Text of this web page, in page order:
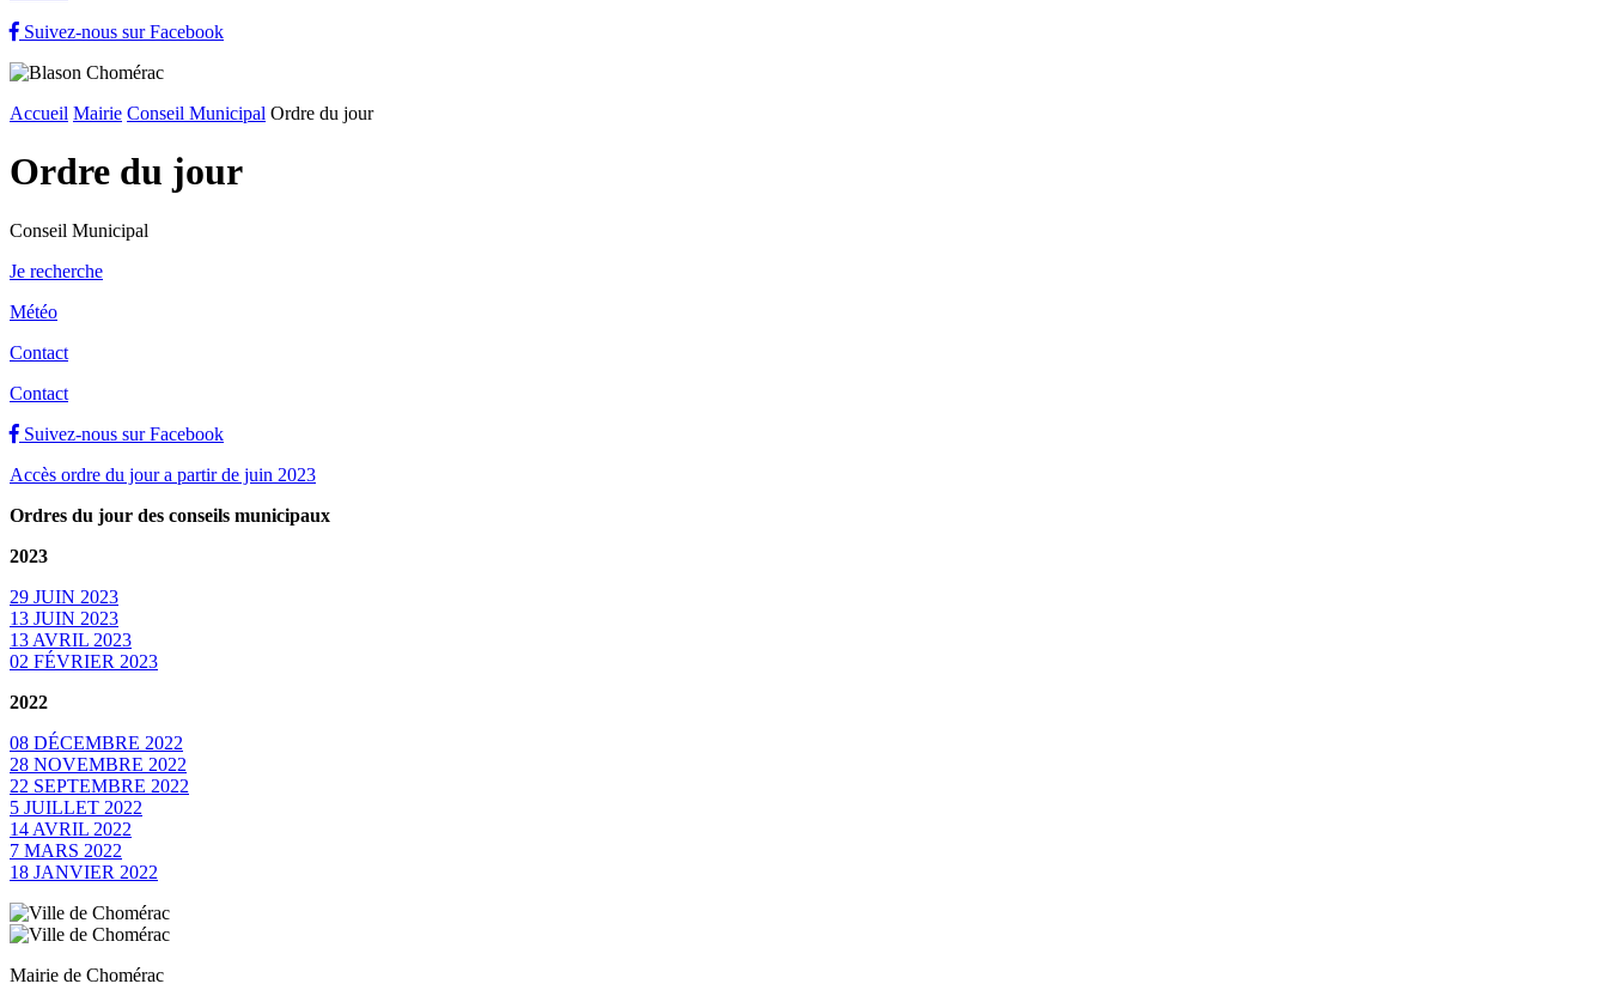
Suivez-nous sur Facebook
Accueil Mairie Conseil Municipal Ordre du jour
Ordre du jour
Conseil Municipal
Je recherche
Météo
Contact
Contact
Suivez-nous sur Facebook
Accès ordre du jour a partir de juin 2023
Ordres du jour des conseils municipaux
2023
29 JUIN 2023
13 JUIN 2023
13 AVRIL 2023
02 FÉVRIER 2023
2022
08 DÉCEMBRE 2022
28 NOVEMBRE 2022
22 SEPTEMBRE 2022
5 JUILLET 2022
14 AVRIL 2022
7 MARS 2022
18 JANVIER 2022
Mairie de Chomérac